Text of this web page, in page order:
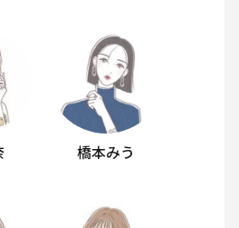
橋本みう